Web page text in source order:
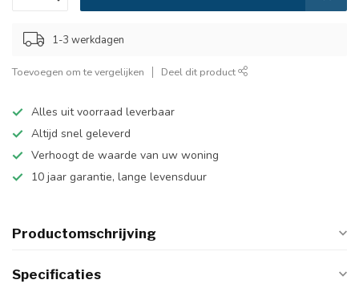
1-3 werkdagen
Toevoegen om te vergelijken Deel dit product
Alles uit voorraad leverbaar
Altijd snel geleverd
Verhoogt de waarde van uw woning
10 jaar garantie, lange levensduur
Productomschrijving
Specificaties